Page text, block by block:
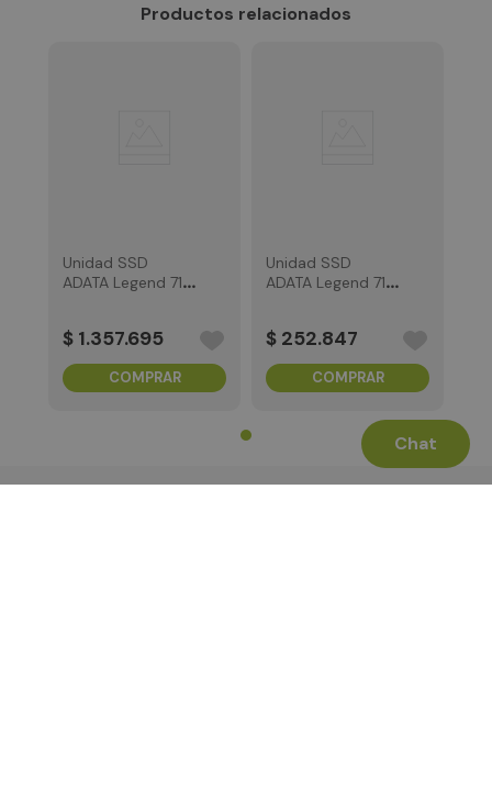
Chat
Productos relacionados
Unidad SSD
ADATA Legend 710
$ 1.357.695
COMPRAR
Unidad SSD
ADATA Legend 710
$ 252.847
COMPRAR